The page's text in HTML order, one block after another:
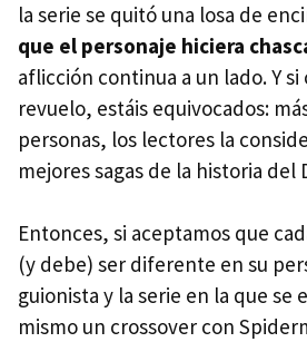
la serie se quitó una losa de
que el personaje hiciera
aflicción continua a un lado. Y
revuelo, estáis equivocados:
personas, los lectores la
mejores sagas de la historia del
Entonces, si aceptamos que
(y debe) ser diferente en su
guionista y la serie en la que se
mismo un crossover con